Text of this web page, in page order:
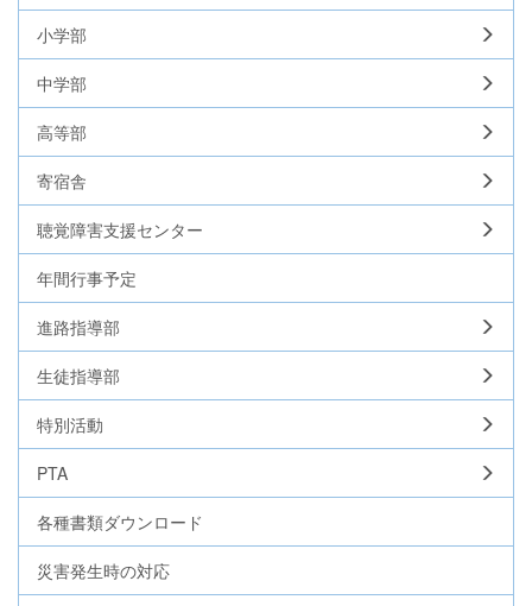
小学部
中学部
高等部
寄宿舎
聴覚障害支援センター
年間行事予定
進路指導部
生徒指導部
特別活動
PTA
各種書類ダウンロード
災害発生時の対応